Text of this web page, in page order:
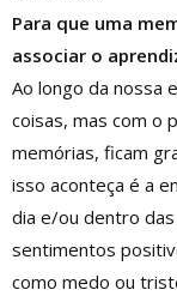
Para que uma
associar o
Ao longo da nossa
coisas, mas com o
memórias, ficam
isso aconteça é a
dia e/ou dentro
sentimentos
como medo ou